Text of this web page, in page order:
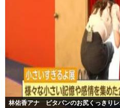
林佑香アナ ピタパンのお尻くっきりレ